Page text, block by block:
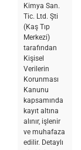
Kimya San.
Tic. Ltd. Şti
(Kaş Tıp
Merkezi)
tarafından
Kişisel
Verilerin
Korunması
Kanunu
kapsamında
kayıt altına
alınır, işlenir
ve muhafaza
edilir. Detaylı